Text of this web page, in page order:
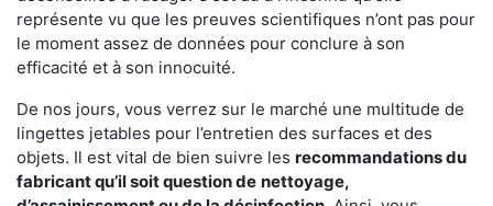
représente vu que les preuves scientifiques n’ont pas pour
le moment assez de données pour conclure à son
efficacité et à son innocuité.
De nos jours, vous verrez sur le marché une multitude de
lingettes jetables pour l’entretien des surfaces et des
objets. Il est vital de bien suivre les recommandations du
fabricant qu’il soit question de nettoyage,